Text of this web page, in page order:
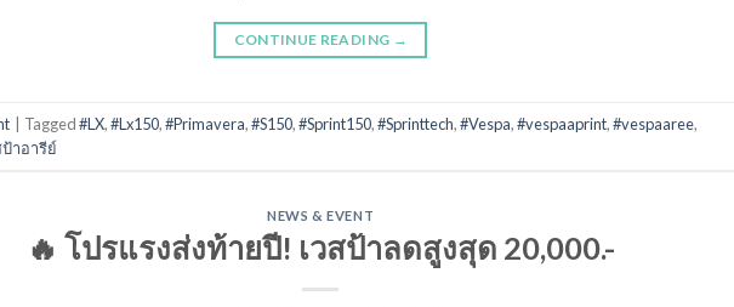
CONTINUE READING →
Tagged#LX,#Lx150,#Primavera,#S150,#Sprint150,#Sprinttech,#Vespa,#vespaaprint,#vespaaree,
ป้าอารีย์
NEWS & EVENT
🔥 โปรแรงส่งท้ายปี! เวสป้าลดสูงสุด 20,000.-